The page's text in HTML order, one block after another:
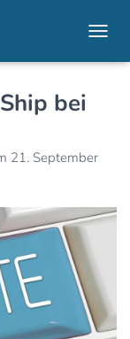
bei
21. September